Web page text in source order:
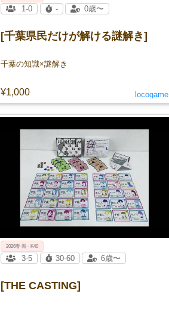
[千葉県民だけが解ける謎解き]
千葉の知識×謎解き
¥1,000
1-0 - 0歳〜
locogame
[THE CASTING]
2026春 両 - K40
3-5 30-60 6歳〜